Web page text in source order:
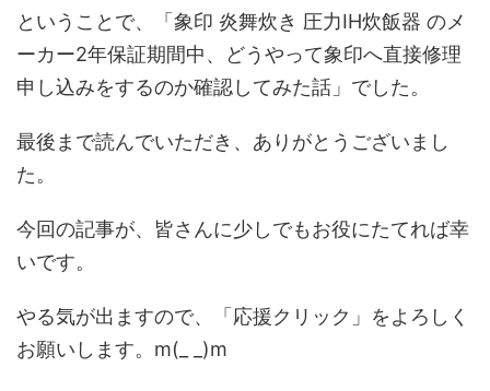
6月21日発売(function(b,c,f,g,a,d,e){b.MoshimoAffiliateObject=a;b=b||function(){ar
ということで、「象印 炎舞炊き 圧力IH炊飯器 のメ
ーカー2年保証期間中、どうやって象印へ直接修理
申し込みをするのか確認してみた話」でした。
最後まで読んでいただき、ありがとうございまし
た。
今回の記事が、皆さんに少しでもお役にたてれば幸
いです。
やる気が出ますので、「応援クリック」をよろしく
お願いします。m(_ _)m